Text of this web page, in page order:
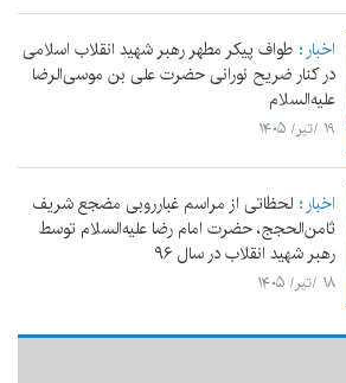
اخبار طواف پیکر مطهر رهبر شهید انقلاب اسلامی
در کنار ضریح نورانی حضرت علی‌ بن موسی‌الرضا
علیه‌السلام
۱۹ /تیر/ ۱۴۰۵
اخبار لحظاتی از مراسم غبارروبی مضجع شریف
ثامن‌الحجج، حضرت امام رضا علیه‌السلام توسط
رهبر شهید انقلاب در سال ۹۶
۱۸ /تیر/ ۱۴۰۵